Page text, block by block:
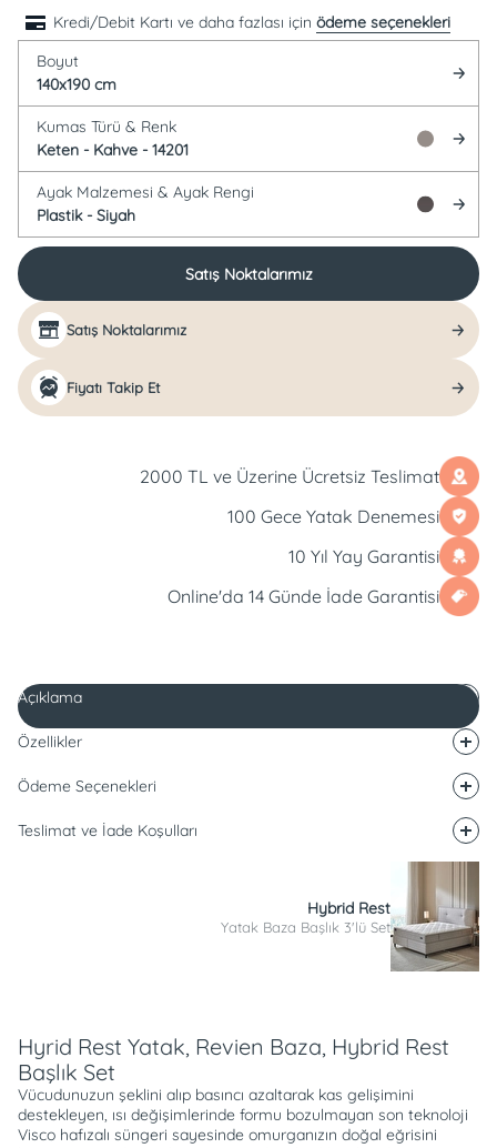
Kredi/Debit Kartı ve daha fazlası için ödeme seçenekleri
Boyut
140x190 cm
Kumas Türü & Renk
Keten - Kahve - 14201
Ayak Malzemesi & Ayak Rengi
Plastik - Siyah
Satış Noktalarımız
Satış Noktalarımız
Fiyatı Takip Et
2000 TL ve Üzerine Ücretsiz Teslimat
100 Gece Yatak Denemesi
10 Yıl Yay Garantisi
Online'da 14 Günde İade Garantisi
Açıklama
Özellikler
Ödeme Seçenekleri
Teslimat ve İade Koşulları
Hybrid Rest
Yatak Baza Başlık 3'lü Set
Hyrid Rest Yatak, Revien Baza, Hybrid Rest
Başlık Set
Vücudunuzun şeklini alıp basıncı azaltarak kas gelişimini
destekleyen, ısı değişimlerinde formu bozulmayan son teknoloji
Visco hafızalı süngeri sayesinde omurganızın doğal eğrisini